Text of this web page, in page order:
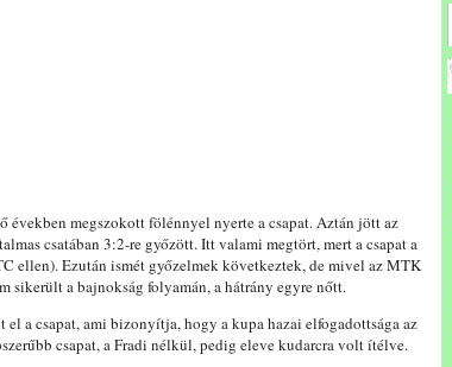
években megszokott fölénnyel nyerte a csapat. Aztán jött az
csatában 3:2-re győzött. Itt valami megtört, mert a csapat a
ellen). Ezután ismét győzelmek következtek, de mivel az MTK
sikerült a bajnokság folyamán, a hátrány egyre nőtt.
a csapat, ami bizonyítja, hogy a kupa hazai elfogadottsága az
csapat, a Fradi nélkül, pedig eleve kudarcra volt ítélve.